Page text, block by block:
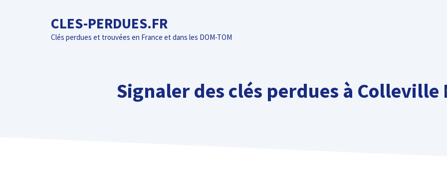
CLES-PERDUES.FR
Clés perdues et trouvées en France et dans les DOM-TOM
Signaler des clés perdues à